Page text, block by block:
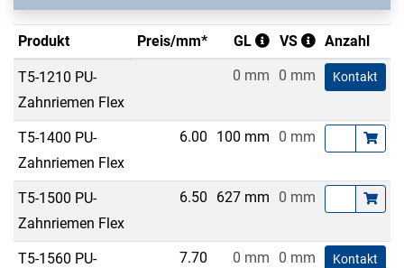
Produkt Preis/mm* GL VS Anzahl
T5-1210 PU-
Zahnriemen Flex
0 mm 0 mm Kontakt
T5-1400 PU-
Zahnriemen Flex
6.00 100 mm 0 mm
T5-1500 PU-
Zahnriemen Flex
6.50 627 mm 0 mm
T5-1560 PU-
7.70 0 mm 0 mm Kontakt